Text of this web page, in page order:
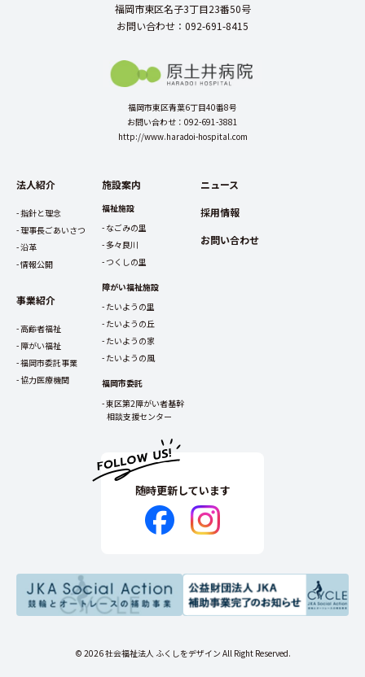
福岡市東区名子3丁目23番50号
お問い合わせ：092-691-8415
福岡市東区青葉6丁目40番8号
お問い合わせ：092-691-3881
http://www.haradoi-hospital.com
法人紹介
指針と理念
理事長ごあいさつ
沿革
情報公開
事業紹介
高齢者福祉
障がい福祉
福岡市委託事業
協力医療機関
施設案内
福祉施設
なごみの里
多々良川
つくしの里
障がい福祉施設
たいようの里
たいようの丘
たいようの家
たいようの風
福岡市委託
東区第2障がい者基幹
相談支援センター
ニュース
採用情報
お問い合わせ
随時更新しています
© 2026 社会福祉法人 ふくしをデザイン All Right Reserved.